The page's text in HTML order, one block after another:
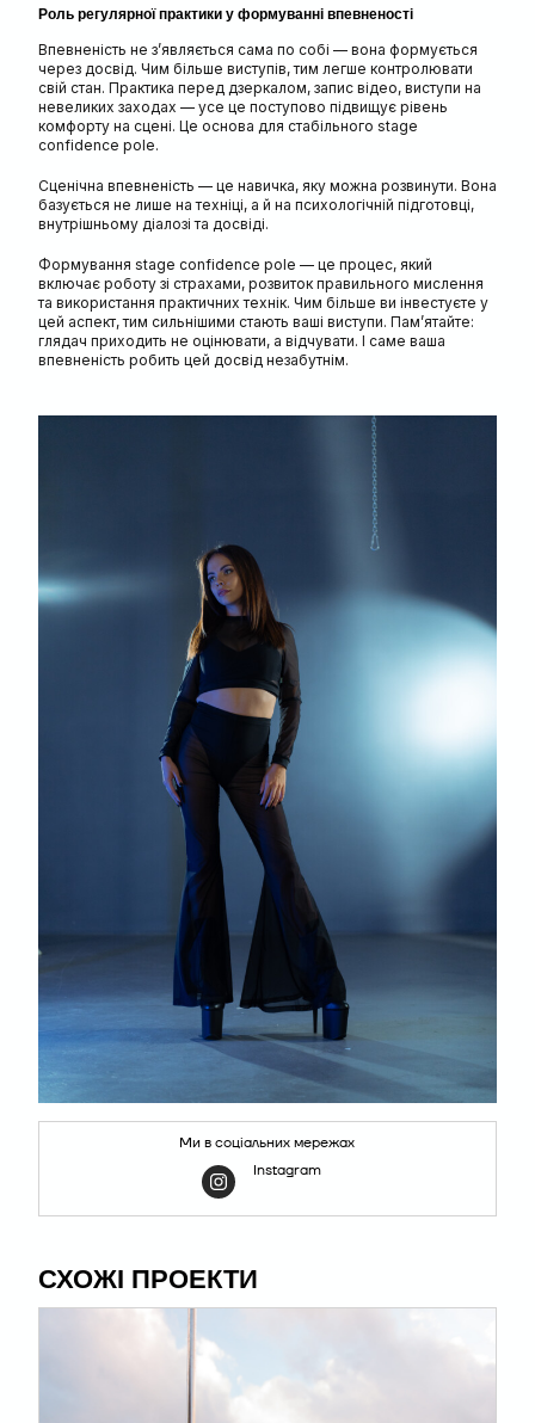
Роль регулярної практики у формуванні впевненості
Впевненість не з’являється сама по собі — вона формується
через досвід. Чим більше виступів, тим легше контролювати
свій стан. Практика перед дзеркалом, запис відео, виступи на
невеликих заходах — усе це поступово підвищує рівень
комфорту на сцені. Це основа для стабільного stage
confidence pole.
Сценічна впевненість — це навичка, яку можна розвинути. Вона
базується не лише на техніці, а й на психологічній підготовці,
внутрішньому діалозі та досвіді.
Формування stage confidence pole — це процес, який
включає роботу зі страхами, розвиток правильного мислення
та використання практичних технік. Чим більше ви інвестуєте у
цей аспект, тим сильнішими стають ваші виступи. Пам’ятайте:
глядач приходить не оцінювати, а відчувати. І саме ваша
впевненість робить цей досвід незабутнім.
Ми в соціальних мережах
Instagram
СХОЖІ ПРОЕКТИ